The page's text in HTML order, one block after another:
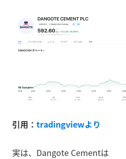
引用： tradingviewより
実は、Dangote Cementは